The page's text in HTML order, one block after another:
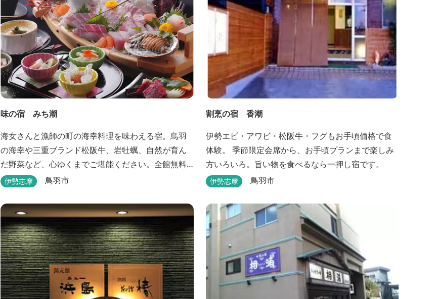
味の宿 みち潮
海女さんと漁師の町の海幸料理を味わえる宿。鳥羽
の海幸や三重ブランド松阪牛、岩牡蠣、自然が育ん
だ野菜など、心ゆくまでご堪能ください。全館無料
Wi-Fi対応！露天風呂付客室あり！選べる貸切風呂も
社）あり！伊勢神宮・おかげ横丁まで最短40分！鳥
羽十景にも選ばれた千鳥ヶ浜は当館の目の前！宿を
一歩出れば、満天の星空！周りに何もない場所だか
らこそ、星空がき...
伊勢志摩 鳥羽市
割烹の宿 香潮
伊勢エビ・アワビ・松阪牛・フグもお手頃価格で食
体験。 季節限定会席から、お手頃プランまで楽しみ
方いろいろ。旨い物を食べるなら一押し宿です。
伊勢志摩 鳥羽市